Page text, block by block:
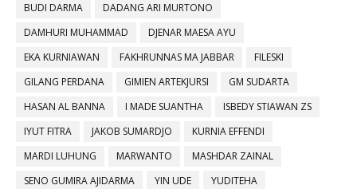
BUDI DARMA
DADANG ARI MURTONO
DAMHURI MUHAMMAD
DJENAR MAESA AYU
EKA KURNIAWAN
FAKHRUNNAS MA JABBAR
FILESKI
GILANG PERDANA
GIMIEN ARTEKJURSI
GM SUDARTA
HASAN AL BANNA
I MADE SUANTHA
ISBEDY STIAWAN ZS
IYUT FITRA
JAKOB SUMARDJO
KURNIA EFFENDI
MARDI LUHUNG
MARWANTO
MASHDAR ZAINAL
SENO GUMIRA AJIDARMA
YIN UDE
YUDITEHA